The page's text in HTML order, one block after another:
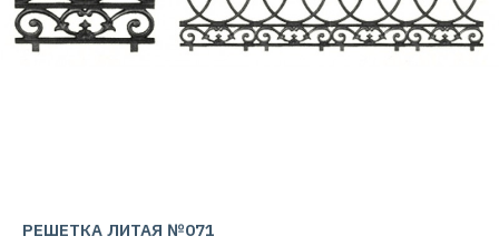
РЕШЕТКА ЛИТАЯ №071